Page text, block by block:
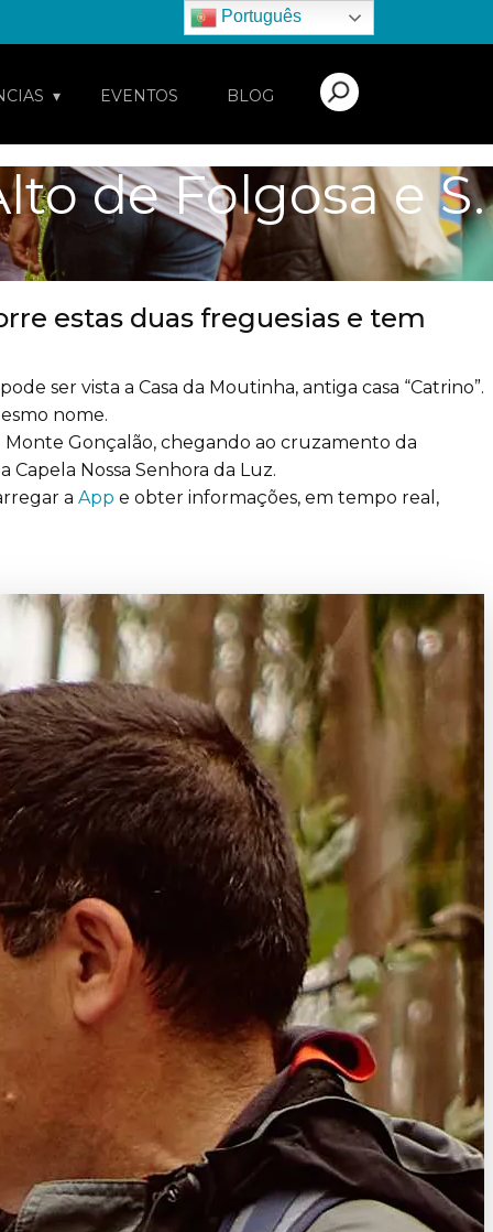
Português
EVENTOS BLOG
de Folgosa e S.
estas duas freguesias e tem
ser vista a Casa da Moutinha, antiga casa “Catrino”.
nome.
Monte Gonçalão, chegando ao cruzamento da
Nossa Senhora da Luz.
a App e obter informações, em tempo real,